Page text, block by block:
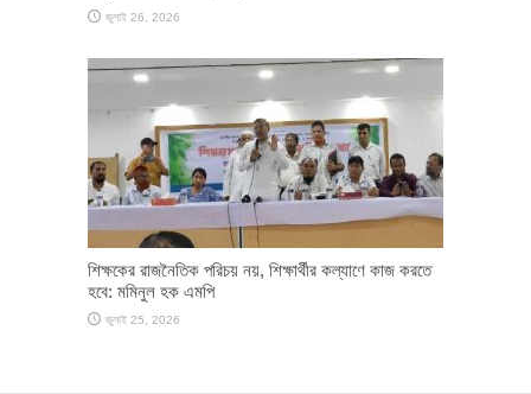
জুলাই 26, 2026
শিক্ষকের রাজনৈতিক পরিচয় নয়, শিক্ষার্থীর কল্যাণে কাজ করতে
হবে: মমিনুল হক এমপি
জুলাই 25, 2026